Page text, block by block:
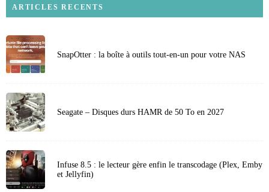
ARTICLES RECENTS
SnapOtter : la boîte à outils tout-en-un pour votre NAS
Seagate – Disques durs HAMR de 50 To en 2027
Infuse 8.5 : le lecteur gère enfin le transcodage (Plex, Emby
et Jellyfin)